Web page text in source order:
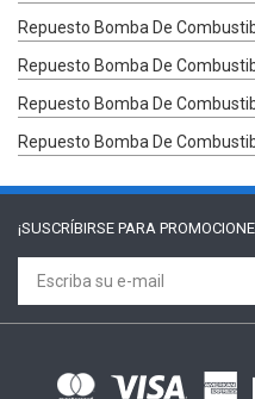
Repuesto Bomba De
Repuesto Bomba De
Repuesto Bomba De
Repuesto Bomba De
¡SUSCRÍBIRSE PARA